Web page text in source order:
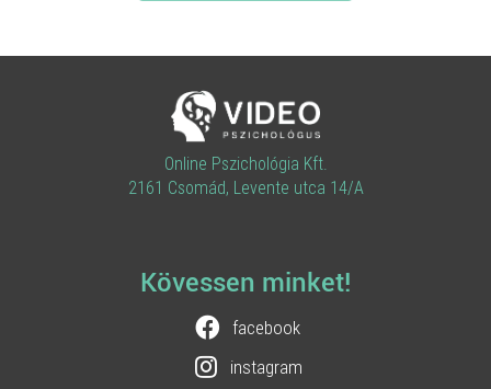
Online Pszichológia Kft.
2161 Csomád, Levente utca 14/A
Kövessen minket!
facebook
instagram